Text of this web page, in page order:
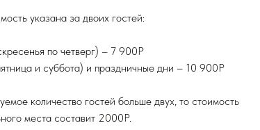
указана за двоих гостей:
по четверг) – 7 900Р
и суббота) и праздничные дни – 10 900Р
количество гостей больше двух, то стоимость
места составит 2000Р.